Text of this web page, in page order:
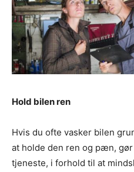
Hold bilen ren
Hvis du ofte vasker bilen
at holde den ren og pæn,
tjeneste, i forhold til at